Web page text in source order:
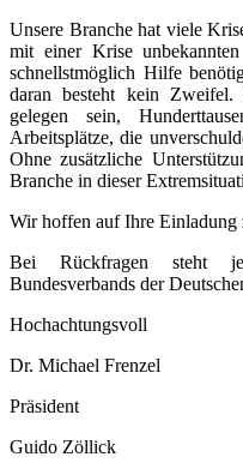
Unsere Branche hat viele
mit einer Krise
schnellstmöglich Hilfe
daran besteht kein
gelegen sein,
Arbeitsplätze, die
Ohne zusätzliche
Branche in dieser
Wir hoffen auf Ihre Einladung
Bei Rückfragen steht
Bundesverbands der
Hochachtungsvoll
Dr. Michael Frenzel
Präsident
Guido Zöllick